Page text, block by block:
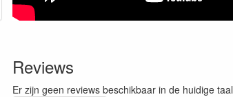
Reviews
Er zijn geen reviews beschikbaar in de huidige taal